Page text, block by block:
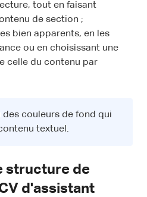
tout en faisant
de section ;
bien apparents, en les
ou en choisissant une
celle du contenu par
des couleurs de fond qui
textuel.
structure de
d'assistant